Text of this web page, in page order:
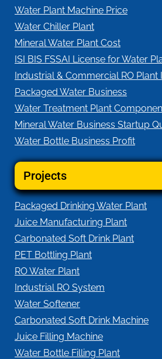
Water Plant Machine Price
Water Chiller Plant
Mineral Water Plant Cost
ISI BIS FSSAI License for Water
Industrial & Commercial RO Plant
Packaged Water Business
Water Treatment Plant
Mineral Water Business Startup
Water Bottle Business Profit
Projects
Packaged Drinking Water Plant
Juice Manufacturing Plant
Carbonated Soft Drink Plant
PET Bottling Plant
RO Water Plant
Industrial RO System
Water Softener
Carbonated Soft Drink Machine
Juice Filling Machine
Water Bottle Filling Plant